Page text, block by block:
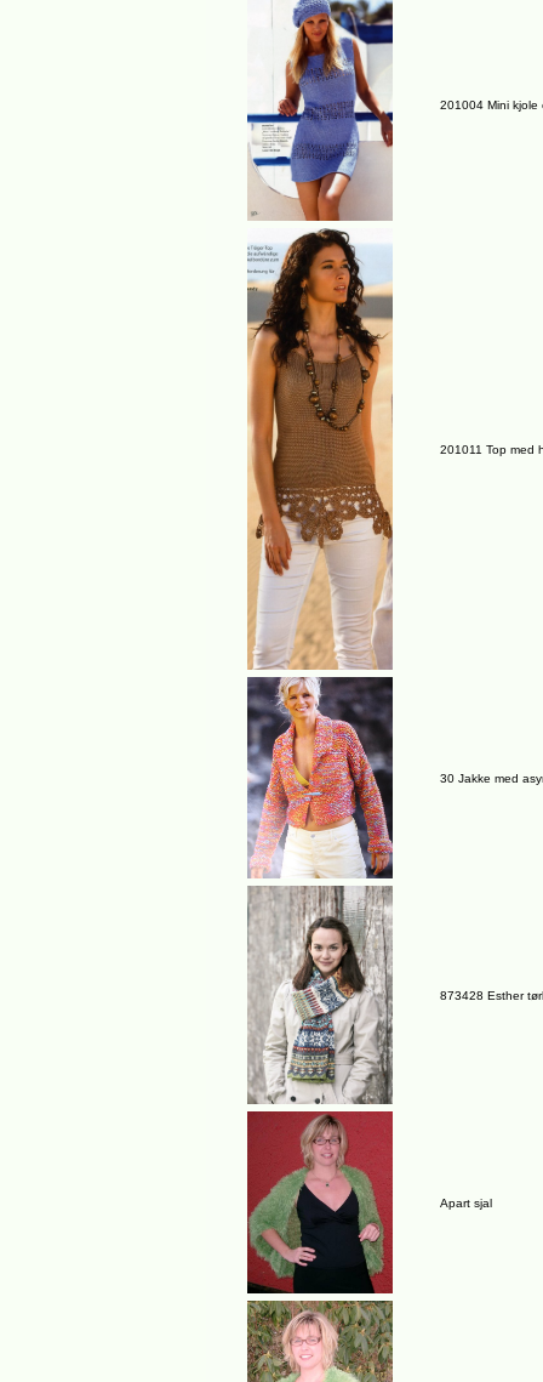
201004 Mini kjole
201011 Top med
30 Jakke med
873428 Esther
Apart sjal